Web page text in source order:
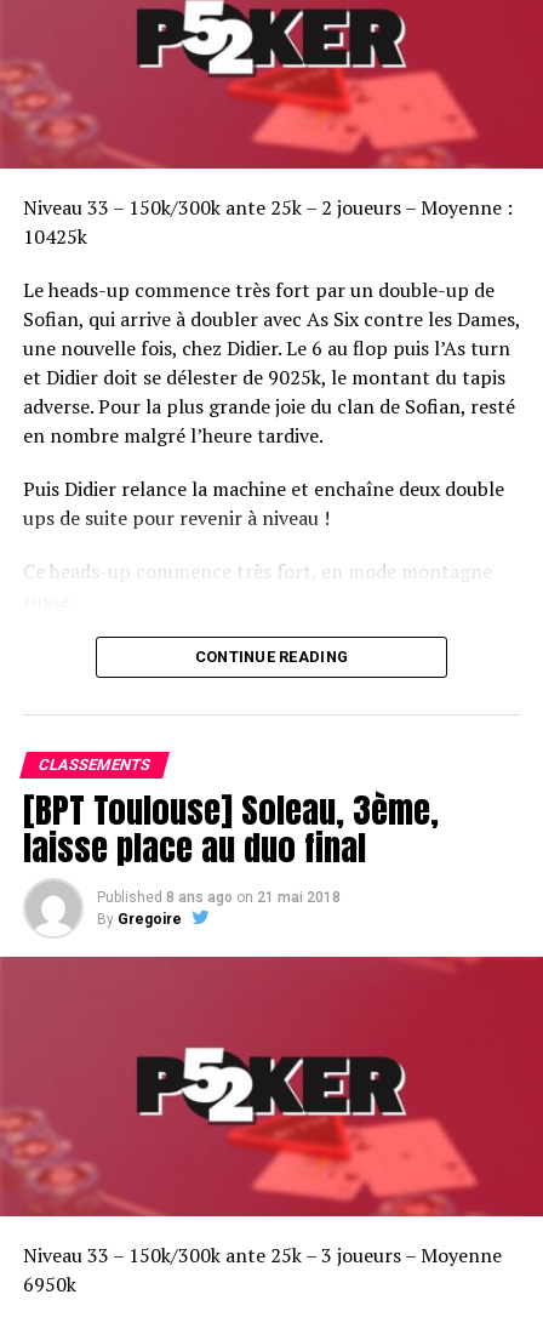
Niveau 33 – 150k/300k ante 25k – 2 joueurs – Moyenne :
10425k
Le heads-up commence très fort par un double-up de
Sofian, qui arrive à doubler avec As Six contre les Dames,
une nouvelle fois, chez Didier. Le 6 au flop puis l’As turn
et Didier doit se délester de 9025k, le montant du tapis
adverse. Pour la plus grande joie du clan de Sofian, resté
en nombre malgré l’heure tardive.
Puis Didier relance la machine et enchaîne deux double
ups de suite pour revenir à niveau !
Ce heads-up commence très fort, en mode montagne
Le champagne va réchauffer si les deux finalistes ne se décident pas !
CONTINUE READING
CLASSEMENTS
[BPT Toulouse] Soleau, 3ème,
laisse place au duo final
Published 8 ans ago on 21 mai 2018
By Gregoire
Niveau 33 – 150k/300k ante 25k – 3 joueurs – Moyenne
6950k